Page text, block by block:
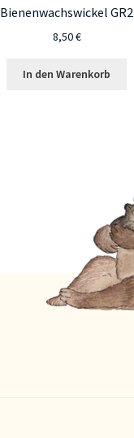
Bienenwachswickel GR2
8,50€
In den Warenkorb